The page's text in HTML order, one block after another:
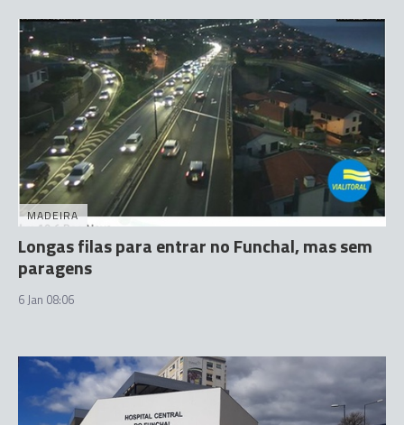
MADEIRA
Longas filas para entrar no Funchal, mas sem
paragens
6 Jan 08:06